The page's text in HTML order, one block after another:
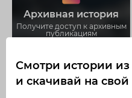
Архивная история
Получите доступ к архивным
публикациям
Не отвлекайтесь на рекламу
Загружайте истории без
ограничений
Смотри истории
и скачивай на